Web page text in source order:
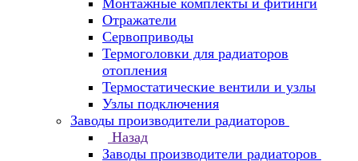
Монтажные комплекты и фитинги
Отражатели
Сервоприводы
Термоголовки для радиаторов
отопления
Термостатические вентили и узлы
Узлы подключения
Заводы производители радиаторов
Назад
Заводы производители радиаторов